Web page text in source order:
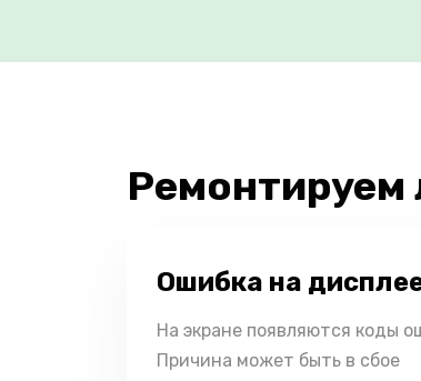
Ошибка на
На экране появляются коды
Причина может быть в сбое